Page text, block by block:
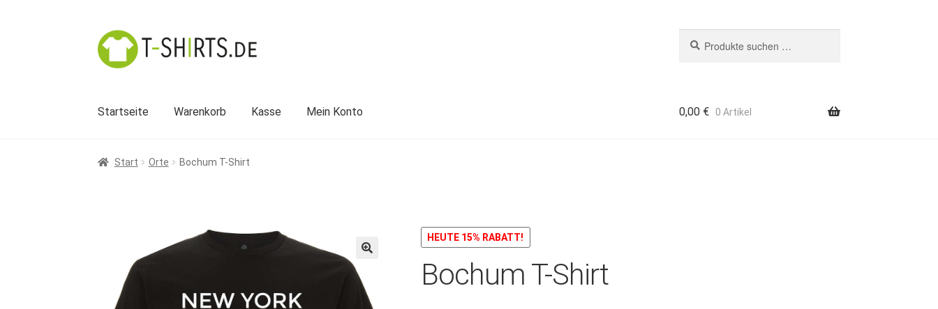
Zur
Navigation
springen
Zum
Inhalt
springen
nach:
Startseite Warenkorb Kasse Mein Konto 0,00 € 0 Artikel
Start Orte Bochum T-Shirt
HEUTE 15% RABATT!
Bochum T-Shirt